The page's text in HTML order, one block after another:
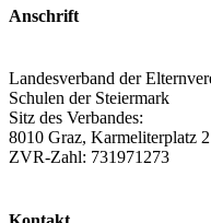
Anschrift
Landesverband der
Schulen der Steiermark
Sitz des Verbandes:
8010 Graz, Karmeliterplatz 2
ZVR-Zahl: 731971273